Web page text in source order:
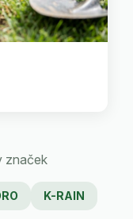
značek
K-RAIN